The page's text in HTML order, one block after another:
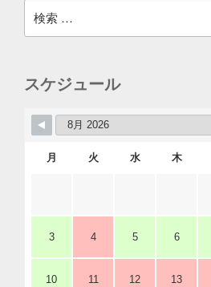
索:
スケジュール
月 火 水 木
3 4 5 6
10 11 12 13